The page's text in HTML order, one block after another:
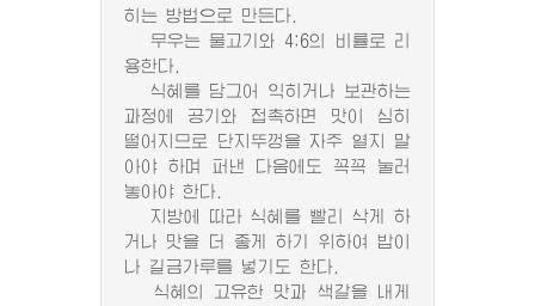
히는 방법으로 만든다.
무우는 물고기와 4:6의 비률로 리
용한다.
식혜를 담그어 익히거나 보관하는
과정에 공기와 접촉하면 맛이 심히
떨어지므로 단지뚜껑을 자주 열지 말
아야 하며 퍼낸 다음에도 꼭꼭 눌러
놓아야 한다.
지방에 따라 식혜를 빨리 삭게 하
거나 맛을 더 좋게 하기 위하여 밥이
나 길금가루를 넣기도 한다.
식혜의 고유한 맛과 색갈을 내게